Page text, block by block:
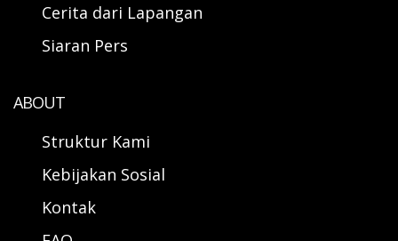
Cerita dari Lapangan
Siaran Pers
ABOUT
Struktur Kami
Kebijakan Sosial
Kontak